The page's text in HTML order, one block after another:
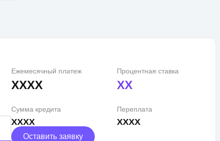
Ежемесячный платеж
XXXX
Процентная ставка
XX
Сумма кредита
XXXX
Переплата
XXXX
Оставить заявку